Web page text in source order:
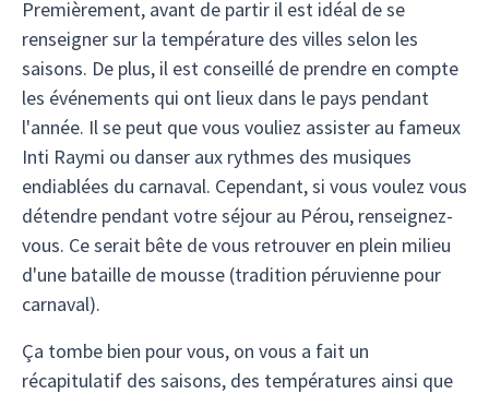
Premièrement, avant de partir il est idéal de se
renseigner sur la température des villes selon les
saisons. De plus, il est conseillé de prendre en compte
les événements qui ont lieux dans le pays pendant
l'année. Il se peut que vous vouliez assister au fameux
Inti Raymi ou danser aux rythmes des musiques
endiablées du carnaval. Cependant, si vous voulez vous
détendre pendant votre séjour au Pérou, renseignez-
vous. Ce serait bête de vous retrouver en plein milieu
d'une bataille de mousse (tradition péruvienne pour
carnaval).
Ça tombe bien pour vous, on vous a fait un
récapitulatif des saisons, des températures ainsi que